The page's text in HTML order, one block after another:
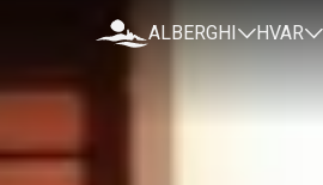
ALBERGHI HVAR